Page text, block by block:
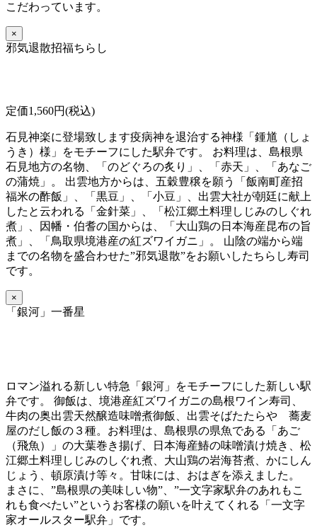
こだわっています。
×
邪気退散招福ちらし
定価1,560円(税込)
石見神楽に登場致します疫病神を退治する神様「鍾馗（しょ
うき）様」をモチーフにした駅弁です。 お料理は、島根県
石見地方の名物、「のどぐろの炙り」、「赤天」、「あなご
の蒲焼」。 出雲地方からは、五穀豊穣を願う「飯南町産招
福米の酢飯」、「黒豆」、「小豆」、出雲大社が朝廷に献上
したと云われる「金針菜」、「松江郷土料理しじみのしぐれ
煮」、因幡・伯耆の国からは、「大山鶏の日本海産昆布の旨
煮」、「鳥取県境港産の紅ズワイガニ」。 山陰の端から端
までの名物を盛合わせた”邪気退散”をお願いしたちらし寿司
です。
×
「銀河」一番星
ロマン溢れる新しい特急「銀河」をモチーフにした新しい駅
弁です。 御飯は、境港産紅ズワイガニの島根ワイン寿司、
牛肉の奥出雲天然醸造味噌煮御飯、出雲そばたたらや 蕎麦
屋のだし飯の３種。お料理は、島根県の県魚である「あご
（飛魚）」の大葉巻き揚げ、日本海産鰆の味噌漬け焼き、松
江郷土料理しじみのしぐれ煮、大山鶏の岩海苔煮、かにしん
じょう、頓原漬け等々。甘味には、おはぎを添えました。
まさに、”島根県の美味しい物”、”一文字家駅弁のあれもこ
れも食べたい”というお客様の願いを叶えてくれる「一文字
家オールスター駅弁」です。